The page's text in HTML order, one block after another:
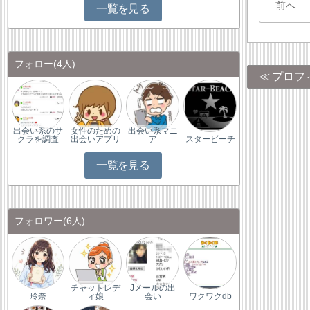
前へ
プロフ
一覧を見る
フォロー(4人)
出会い系のサ
クラを調査
女性のための
出会いアプリ
出会い系マニ
ア
スタービーチ
一覧を見る
フォロワー(6人)
玲奈
チャットレデ
ィ娘
Jメールの出
会い
ワクワクdb